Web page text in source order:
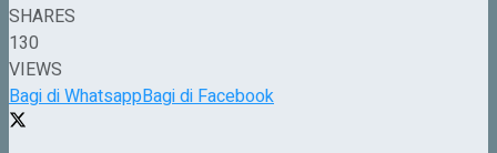
SHARES
130
VIEWS
Bagi di WhatsappBagi di Facebook